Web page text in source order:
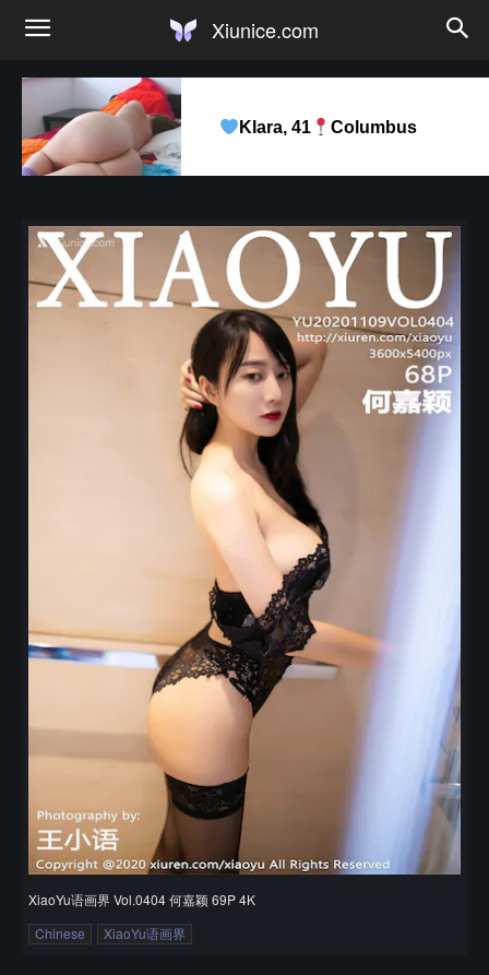
Xiunice.com
Klara, 41 Columbus
XiaoYu语画界 Vol.0404 何嘉颖 69P 4K
Chinese
XiaoYu语画界